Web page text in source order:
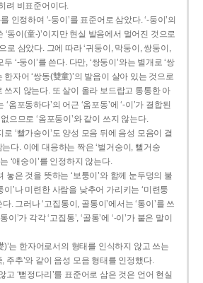
려 비표준어이다.
인정하여 ‘-둥이’를 표준어로 삼았다. ‘-둥이’의
‘동이(童-)’이지만 현실 발음에서 멀어진 것으로
로 삼았다. 그에 따라 ‘귀둥이, 막둥이, 쌍둥이,
‘-둥이’를 쓴다. 다만, ‘쌍둥이’와는 별개로 ‘쌍
한자어 ‘쌍동(雙童)’의 발음이 살아 있는 것으로
쓰지 않는다. 또 살이 올라 보드랍고 통통한 아
‘옴포동하다’의 어근 ‘옴포동’에 ‘-이’가 결합된
으므로 ‘옴포둥이’와 같이 쓰지 않는다.
‘빨가숭이’도 양성 모음 뒤에 음성 모음이 결
다. 이에 대응하는 짝은 ‘벌거숭이, 뻘거숭
‘애숭이’를 인정하지 않는다.
은 것을 뜻하는 ‘보퉁이’와 함께 눈두덩의 불
이’나 미련한 사람을 낮추어 가리키는 ‘미련퉁
다. 그러나 ‘고집통이, 골통이’에서는 ‘통이’를 쓰
’가 각각 ‘고집통’, ‘골통’에 ‘-이’가 붙은 말이
는 한자어로서의 형태를 인식하지 않고 쓰는
주추’와 같이 음성 모음 형태를 인정했다.
고 ‘뻗정다리’를 표준어로 삼은 것은 언어 현실